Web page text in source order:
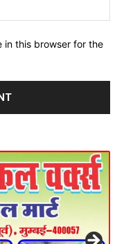
in this browser for the